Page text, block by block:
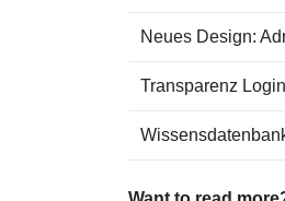
Neues Design:
Transparenz